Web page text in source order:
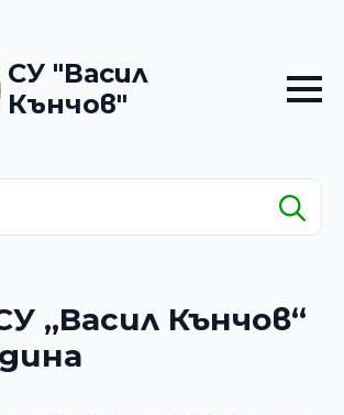
СУ "Васил
Кънчов"
„Васил Кънчов“